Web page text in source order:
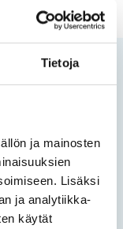
Tietoja
ja mainosten
Lisäksi
ja analytiikka-
käytät